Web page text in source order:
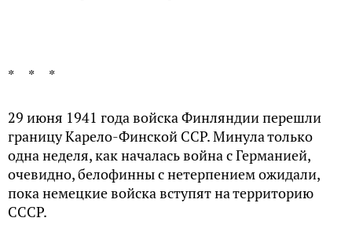
* * *
29 июня 1941 года войска Финляндии перешли
границу Карело-Финской ССР. Минула только
одна неделя, как началась война с Германией,
очевидно, белофинны с нетерпением ожидали,
пока немецкие войска вступят на территорию
СССР.